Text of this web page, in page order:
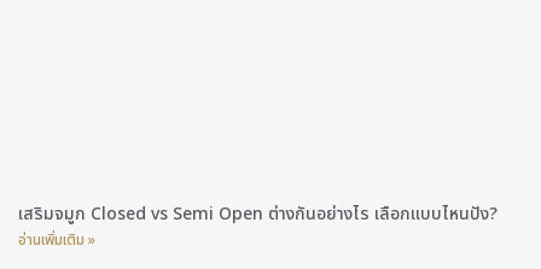
เสริมจมูก Closed vs Semi Open ต่างกันอย่างไร เลือกแบบไหนปัง?
อ่านเพิ่มเติม »